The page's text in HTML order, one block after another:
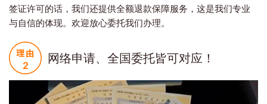
签证许可的话，我们还提供全额退款保障服务，这是我们专业
与自信的体现。欢迎放心委托我们办理。
网络申请、全国委托皆可对应！